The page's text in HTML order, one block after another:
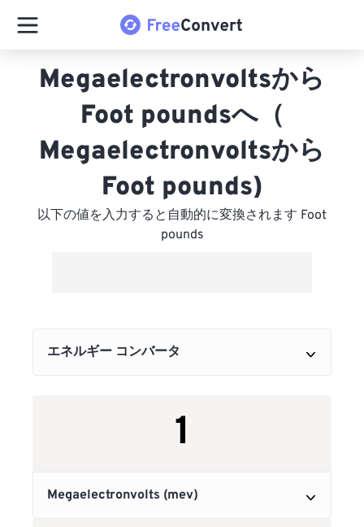
Megaelectronvoltsから
Foot poundsへ（
Megaelectronvoltsから
Foot pounds)
以下の値を入力すると自動的に変換されます Foot
pounds